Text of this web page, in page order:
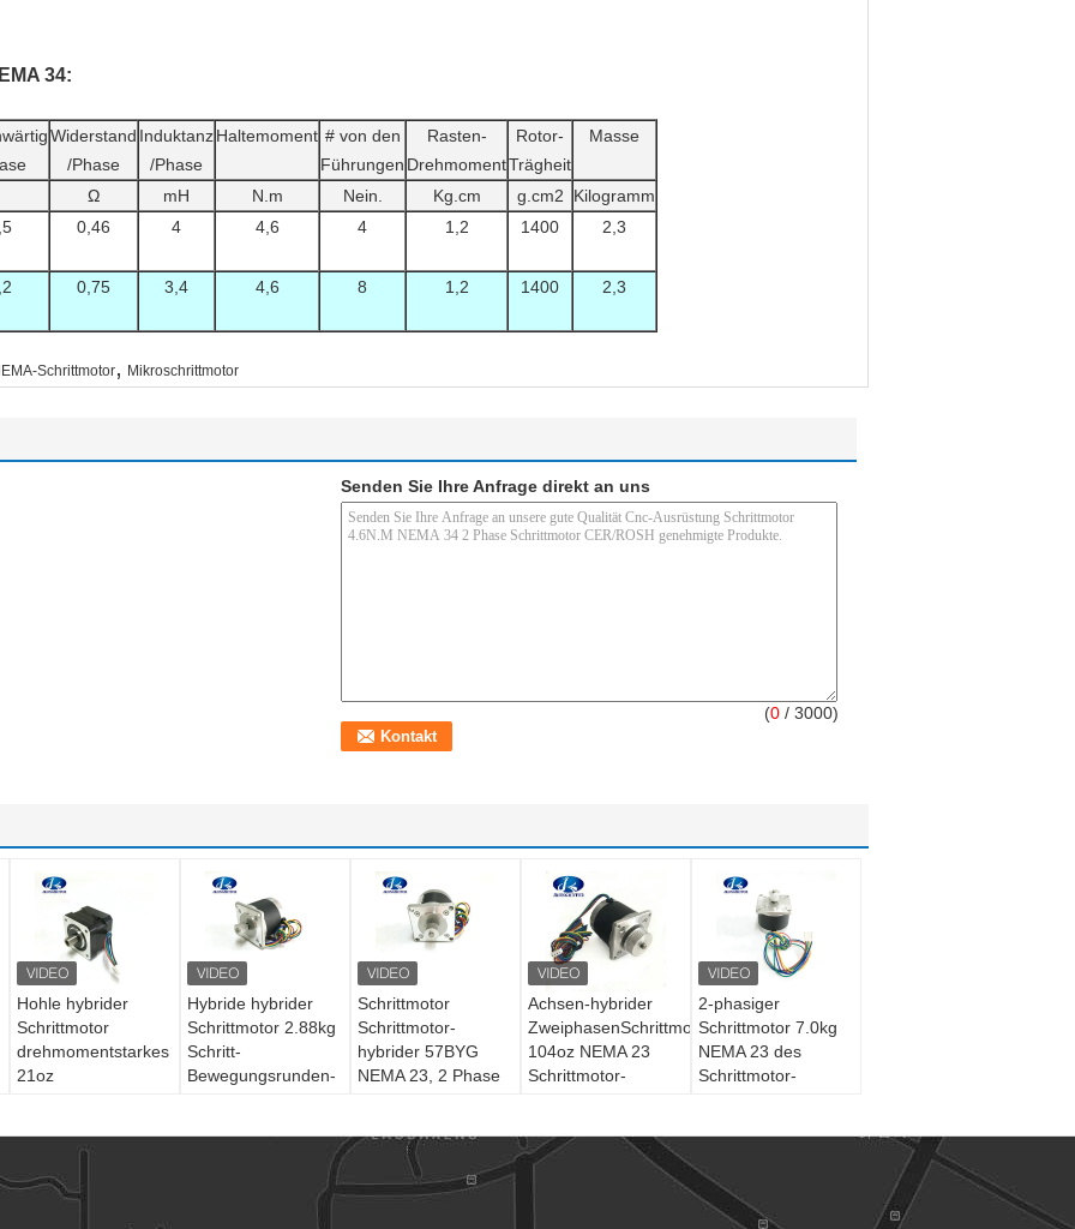
34:
Widerstand
/Phase
Induktanz
/Phase
Haltemoment # von den
Führungen
Rasten-
Drehmoment
Rotor-
Trägheit
Masse
Ω mH N.m Nein. Kg.cm g.cm2
Kilogramm
0,46 4 4,6 4 1,2 1400 2,3
0,75 3,4 4,6 8 1,2 1400 2,3
Schrittmotor, Mikroschrittmotor
Senden Sie Ihre Anfrage direkt an uns
(0 / 3000)
Hohle hybrider
Schrittmotor
drehmomentstarkes
21oz
Hybride hybrider
Schrittmotor 2.88kg
Schritt-
Bewegungsrunden-
Schrittmotor
Schrittmotor-
hybrider 57BYG
NEMA 23, 2 Phase
Plotter
Achsen-hybrider
ZweiphasenSchrittmotor
104oz NEMA 23
Schrittmotor-
lärmarmem
2-phasiger
Schrittmotor 7.0kg
NEMA 23 des
Schrittmotor-